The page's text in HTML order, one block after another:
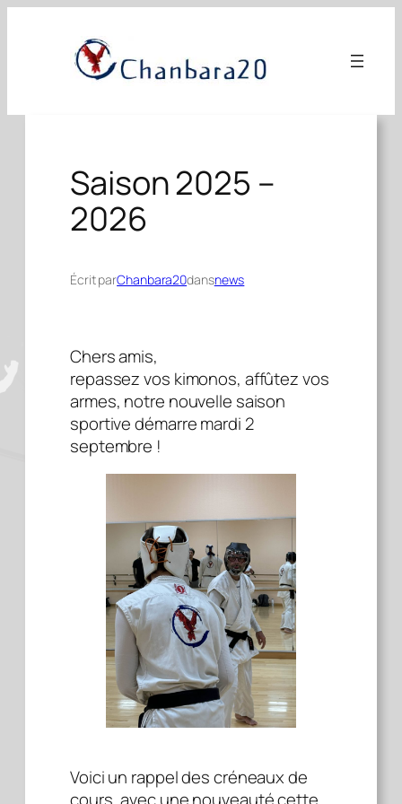
Saison 2025 –
2026
Écrit parChanbara20dansnews
Chers amis,
repassez vos kimonos, affûtez vos
armes, notre nouvelle saison
sportive démarre mardi 2
septembre !
Voici un rappel des créneaux de